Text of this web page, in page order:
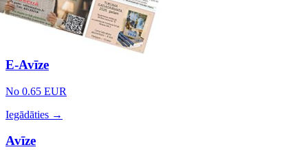
E-Avīze
No 0.65 EUR
Iegādāties →
Avīze